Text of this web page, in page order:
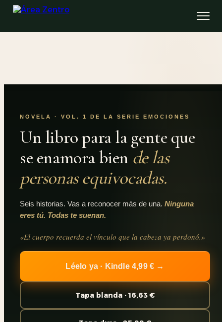
NOVELA · VOL. 1 DE LA SERIE EMOCIONES
Un libro para la gente que
se enamora bien de las
personas equivocadas.
Seis historias. Vas a reconocer más de una. Ninguna
eres tú. Todas te suenan.
«El cuerpo recuerda el vínculo que la cabeza ya perdonó.»
Léelo ya · Kindle 4,99 € →
Tapa blanda · 16,63 €